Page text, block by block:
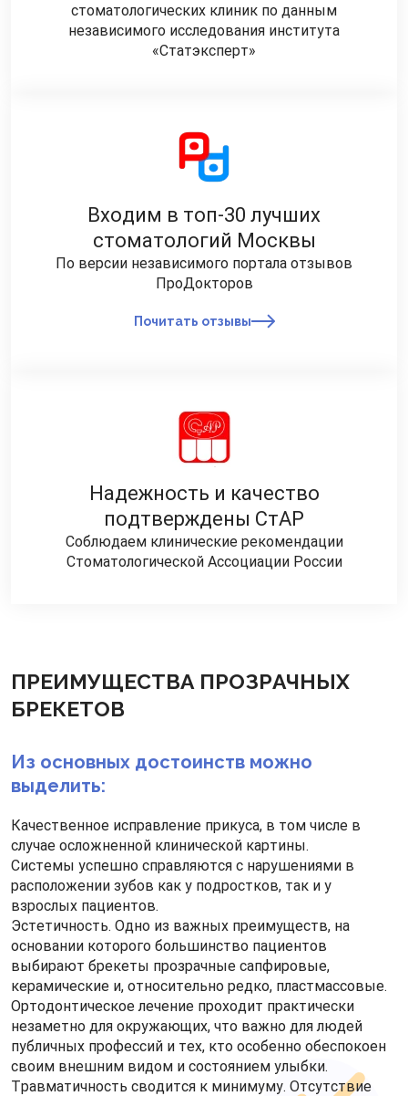
стоматологических клиник по данным
независимого исследования института
«Статэксперт»
Входим в топ-30 лучших
стоматологий Москвы
По версии независимого портала отзывов
ПроДокторов
Почитать отзывы
Надежность и качество
подтверждены СтАР
Соблюдаем клинические рекомендации
Стоматологической Ассоциации России
ПРЕИМУЩЕСТВА ПРОЗРАЧНЫХ
БРЕКЕТОВ
Из основных достоинств можно
выделить:
Качественное исправление прикуса, в том числе в
случае осложненной клинической картины.
Системы успешно справляются с нарушениями в
расположении зубов как у подростков, так и у
взрослых пациентов.
Эстетичность. Одно из важных преимуществ, на
основании которого большинство пациентов
выбирают брекеты прозрачные сапфировые,
керамические и, относительно редко, пластмассовые.
Ортодонтическое лечение проходит практически
незаметно для окружающих, что важно для людей
публичных профессий и тех, кто особенно обеспокоен
своим внешним видом и состоянием улыбки.
Травматичность сводится к минимуму. Отсутствие